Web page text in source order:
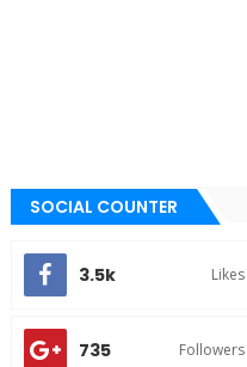
SOCIAL COUNTER
3.5k Likes
735 Followers